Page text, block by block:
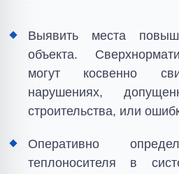
Выявить места
объекта.
могут косвенно
нарушениях,
строительства, или
Оперативно
теплоносителя в